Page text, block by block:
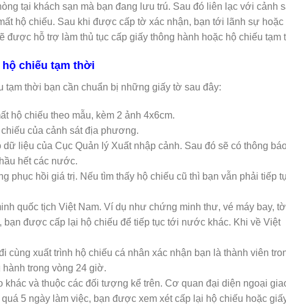
tại khách sạn mà bạn đang lưu trú. Sau đó liên lạc với cảnh
hộ chiếu. Sau khi được cấp tờ xác nhận, bạn tới lãnh sự hoặc
được hỗ trợ làm thủ tục cấp giấy thông hành hoặc hộ chiếu tạm
hộ chiếu tạm thời
thời bạn cần chuẩn bị những giấy tờ sau đây:
hộ chiếu theo mẫu, kèm 2 ảnh 4x6cm.
của cảnh sát địa phương.
liệu của Cục Quản lý Xuất nhập cảnh. Sau đó sẽ có thông
hết các nước.
phục hồi giá trị. Nếu tìm thấy hộ chiếu cũ thì bạn vẫn phải tiếp
quốc tịch Việt Nam. Ví dụ như chứng minh thư, vé máy bay, tờ
bạn được cấp lại hộ chiếu để tiếp tục tới nước khác. Khi về Việt
cùng xuất trình hộ chiếu cá nhân xác nhận bạn là thành viên
trong vòng 24 giờ.
khác và thuộc các đối tượng kể trên. Cơ quan đại diện ngoại
5 ngày làm việc, bạn được xem xét cấp lại hộ chiếu hoặc